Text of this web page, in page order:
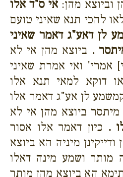
וביוצא מהן: אי ס"ד אלו
להכי תנא שאיני טועם
לן דאע"ג דאמר שאיני
. ביוצא מהן אי לא
אמרי' ואי אמרת שאיני
דוקא למאי תנא אלו
לן אע"ג דאמר אלו
ביוצא מהן אי לא
. כיון דאמר אלו אסור
ודייקינן מיניה הא ביוצא
מותר ושמע מינה דאלו
הא ביוצא מהן מותר